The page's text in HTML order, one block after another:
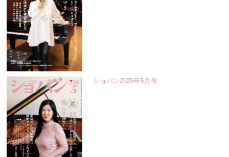
ショパン2026年5月号